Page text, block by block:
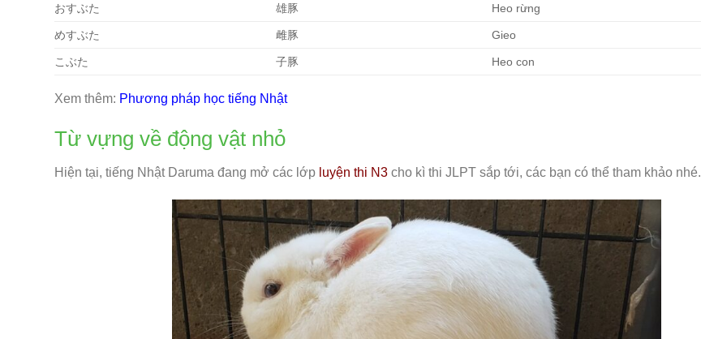
おすぶた 雄豚 Heo rừng
めすぶた 雌豚 Gieo
こぶた 子豚 Heo con
Xem thêm: Phương pháp học tiếng Nhật
Từ vựng về động vật nhỏ
Hiện tại, tiếng Nhật Daruma đang mở các lớp luyện thi N3 cho kì thi JLPT sắp tới, các bạn có thể tham khảo nhé.